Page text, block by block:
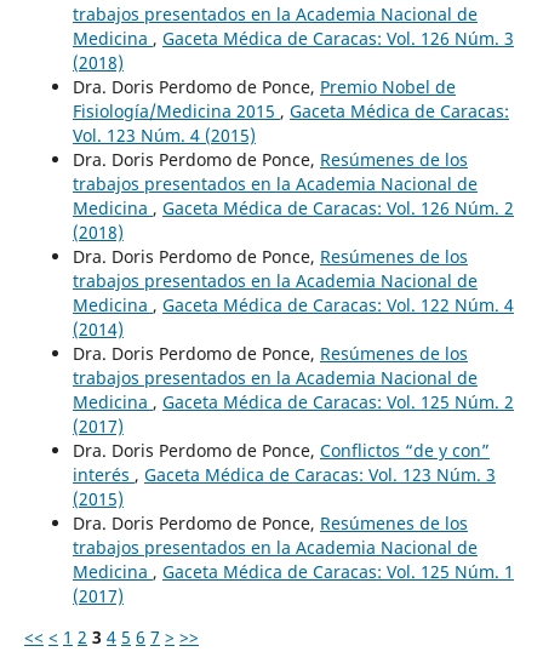
trabajos presentados en la Academia Nacional de
Medicina , Gaceta Médica de Caracas: Vol. 126 Núm. 3
(2018)
Dra. Doris Perdomo de Ponce, Premio Nobel de
Fisiología/Medicina 2015 , Gaceta Médica de Caracas:
Vol. 123 Núm. 4 (2015)
Dra. Doris Perdomo de Ponce, Resúmenes de los
trabajos presentados en la Academia Nacional de
Medicina , Gaceta Médica de Caracas: Vol. 126 Núm. 2
(2018)
Dra. Doris Perdomo de Ponce, Resúmenes de los
trabajos presentados en la Academia Nacional de
Medicina , Gaceta Médica de Caracas: Vol. 122 Núm. 4
(2014)
Dra. Doris Perdomo de Ponce, Resúmenes de los
trabajos presentados en la Academia Nacional de
Medicina , Gaceta Médica de Caracas: Vol. 125 Núm. 2
(2017)
Dra. Doris Perdomo de Ponce, Conflictos “de y con”
interés , Gaceta Médica de Caracas: Vol. 123 Núm. 3
(2015)
Dra. Doris Perdomo de Ponce, Resúmenes de los
trabajos presentados en la Academia Nacional de
Medicina , Gaceta Médica de Caracas: Vol. 125 Núm. 1
(2017)
<< < 1 2 3 4 5 6 7 > >>